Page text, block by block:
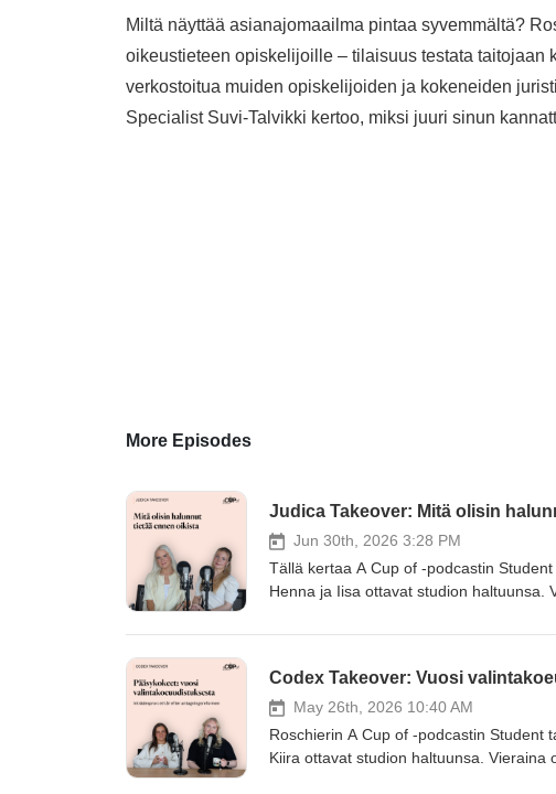
Miltä näyttää asianajomaailma pintaa syvemmältä?
oikeustieteen opiskelijoille – tilaisuus testata taitojaan
verkostoitua muiden opiskelijoiden ja kokeneiden
Specialist Suvi-Talvikki kertoo, miksi juuri sinun
More Episodes
Judica Takeover: Mitä olisin
Jun 30th, 2026 3:28 PM
Tällä kertaa A Cup of -podcastin
Henna ja Iisa ottavat studion haltuunsa.
olisi ollut hyvä tietää ennen oikiksen
sekä niistä monipuolisista
Erityiskiitos jakson juontajille ja
Codex Takeover: Vuosi
May 26th, 2026 10:40 AM
Roschierin A Cup of -podcastin Student
Kiira ottavat studion haltuunsa. Vieraina